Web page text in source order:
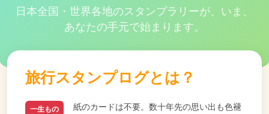
日本全国・世界各地のスタンプラリーが、いま、
あなたの手元で始まります。
旅行スタンプログとは？
一生もの
紙のカードは不要。数十年先の思い出も色褪